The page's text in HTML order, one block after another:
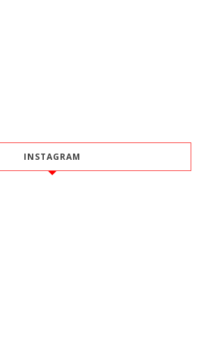
INSTAGRAM